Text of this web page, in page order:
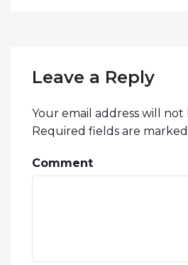
Leave a Reply
Your email address will not
Required fields are marked
Comment